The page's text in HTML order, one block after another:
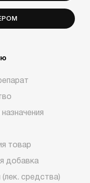
товар
добавка
средства)